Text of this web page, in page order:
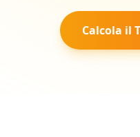
Calcola il